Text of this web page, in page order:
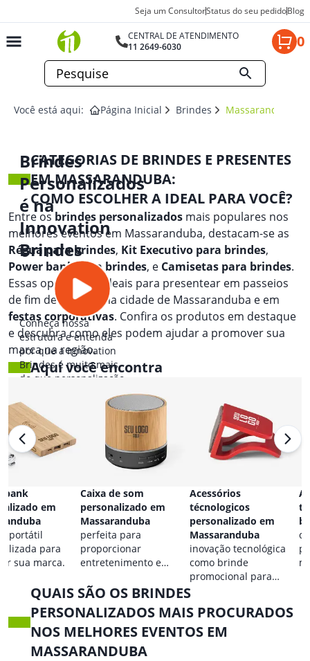
Seja um ConsultorStatus do seu pedidoBlog
CENTRAL DE ATENDIMENTO
11 2649-6030
0
Você está aqui: Página Inicial Brindes Massaranduba
Brindes
Personalizados
é na
Innovation
Brindes
Conheça nossa
estrutura e entenda
por que a Innovation
Brindes é muito mais
do que personalização.
CATEGORIAS DE BRINDES E PRESENTES
EM MASSARANDUBA:
COMO ESCOLHER A IDEAL PARA VOCÊ?
Entre osbrindes personalizados mais populares nos
melhores eventos em Massaranduba, destacam-se as
Régua para brindes, Kit Executivo para brindes,
Power bank para brindes, e Camisetas para brindes.
Essas opções são ideais para presentear em passeios
de fim de semana na cidade de Massaranduba e em
festas corporativas. Confira os produtos em destaque
e descubra como eles podem ajudar a promover sua
marca na região.
Aqui você encontra
bank
em
portátil
para
sua marca.
Caixa de som
personalizado em
Massaranduba
perfeita para
proporcionar
entretenimento e
qualquer ocasião.
Acessórios
técnologicos
personalizado em
Massaranduba
inovação tecnológica
como brinde
promocional para
eventos.
QUAIS SÃO OS BRINDES
PERSONALIZADOS MAIS PROCURADOS
NOS MELHORES EVENTOS EM
MASSARANDUBA